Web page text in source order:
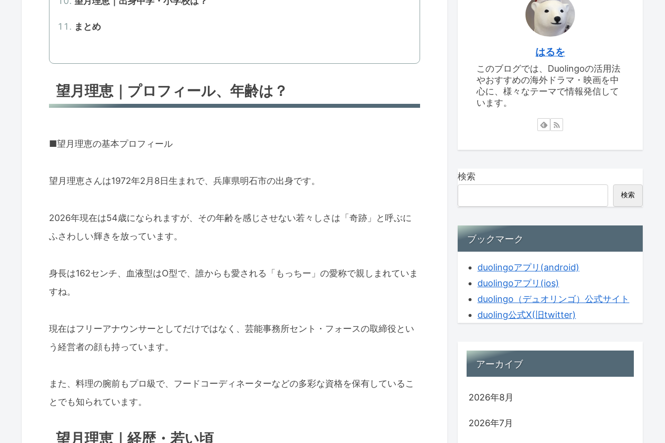
まとめ
望月理恵｜プロフィール、年齢は？
■望月理恵の基本プロフィール
望月理恵さんは1972年2月8日生まれで、兵庫県明石市の出身です。
2026年現在は54歳になられますが、その年齢を感じさせない若々しさは「奇跡」と呼ぶに
ふさわしい輝きを放っています。
身長は162センチ、血液型はO型で、誰からも愛される「もっちー」の愛称で親しまれていま
すね。
現在はフリーアナウンサーとしてだけではなく、芸能事務所セント・フォースの取締役とい
う経営者の顔も持っています。
また、料理の腕前もプロ級で、フードコーディネーターなどの多彩な資格を保有しているこ
とでも知られています。
望月理恵｜経歴・若い頃
はるを
このブログでは、Duolingoの活用法
やおすすめの海外ドラマ・映画を中
心に、様々なテーマで情報発信して
います。
検索
検索
ブックマーク
duolingoアプリ(android)
duolingoアプリ(ios)
duolingo（デュオリンゴ）公式サイト
duoling公式X(旧twitter)
アーカイブ
2026年8月
2026年7月